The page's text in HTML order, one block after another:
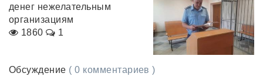
денег нежелательным
организациям
1860
1
Обсуждение ( 0 комментариев )